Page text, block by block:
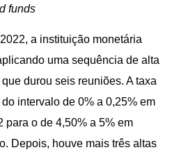
funds
a instituição monetária
uma sequência de alta
durou seis reuniões. A taxa
intervalo de 0% a 0,25% em
para o de 4,50% a 5% em
Depois, houve mais três altas